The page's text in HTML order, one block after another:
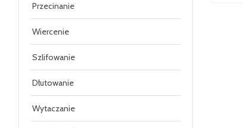
Przecinanie
Wiercenie
Szlifowanie
Dłutowanie
Wytaczanie